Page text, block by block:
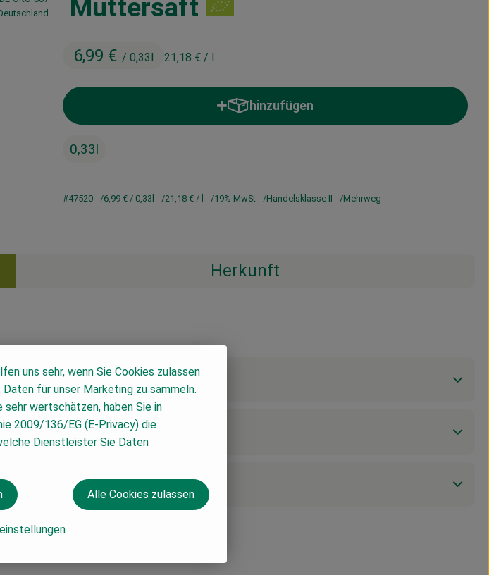
Muttersaft
6,99 € / 0,33l 21,18 € / l
hinzufügen
Produkt zum Warenkorb hinzufügen
0,33l
#47520 6,99 € / 0,33l 21,18 € / l 19% MwSt Handelsklasse II Mehrweg
Herkunft
uns sehr, wenn Sie Cookies zulassen
für unser Marketing zu sammeln.
sehr wertschätzen, haben Sie in
2009/136/EG (E-Privacy) die
Dienstleister Sie Daten
Alle Cookies zulassen